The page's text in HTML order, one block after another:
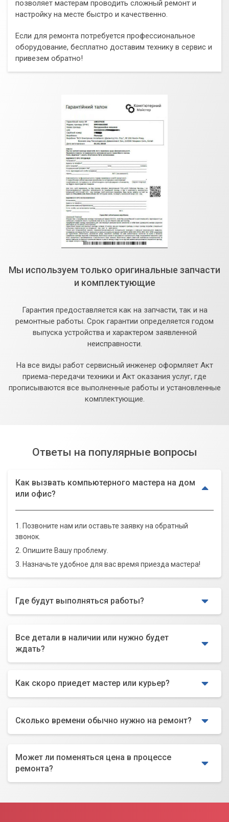
позволяет мастерам проводить сложный ремонт и
настройку на месте быстро и качественно.
Если для ремонта потребуется профессиональное
оборудование, бесплатно доставим технику в сервис и
привезем обратно!
Мы используем только оригинальные запчасти
и комплектующие
Гарантия предоставляется как на запчасти, так и на
ремонтные работы. Срок гарантии определяется годом
выпуска устройства и характером заявленной
неисправности.
На все виды работ сервисный инженер оформляет Акт
приема-передачи техники и Акт оказания услуг, где
прописываются все выполненные работы и установленные
комплектующие.
Ответы на популярные вопросы
Как вызвать компьютерного мастера на дом
или офис?
1. Позвоните нам или оставьте заявку на обратный
звонок.
2. Опишите Вашу проблему.
3. Назначьте удобное для вас время приезда мастера!
Где будут выполняться работы?
Все детали в наличии или нужно будет
ждать?
Как скоро приедет мастер или курьер?
Сколько времени обычно нужно на ремонт?
Может ли поменяться цена в процессе
ремонта?